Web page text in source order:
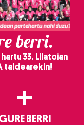
berri.
hartu 33. Lilatoian
taldearekin!
+
GURE BERRI